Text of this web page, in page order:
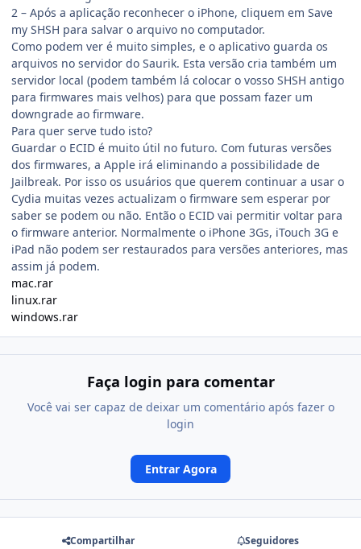
2 – Após a aplicação reconhecer o iPhone, cliquem em Save
my SHSH para salvar o arquivo no computador.
Como podem ver é muito simples, e o aplicativo guarda os
arquivos no servidor do Saurik. Esta versão cria também um
servidor local (podem também lá colocar o vosso SHSH antigo
para firmwares mais velhos) para que possam fazer um
downgrade ao firmware.
Para quer serve tudo isto?
Guardar o ECID é muito útil no futuro. Com futuras versões
dos firmwares, a Apple irá eliminando a possibilidade de
Jailbreak. Por isso os usuários que querem continuar a usar o
Cydia muitas vezes actualizam o firmware sem esperar por
saber se podem ou não. Então o ECID vai permitir voltar para
o firmware anterior. Normalmente o iPhone 3Gs, iTouch 3G e
iPad não podem ser restaurados para versões anteriores, mas
assim já podem.
mac.rar
linux.rar
windows.rar
Faça login para comentar
Você vai ser capaz de deixar um comentário após fazer o
login
Entrar Agora
Compartilhar Seguidores